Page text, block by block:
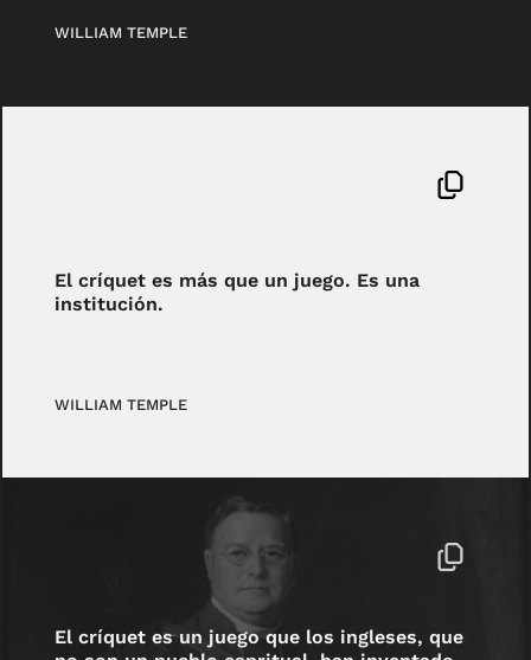
WILLIAM TEMPLE
El críquet es más que un juego. Es una
institución.
WILLIAM TEMPLE
El críquet es un juego que los ingleses, que